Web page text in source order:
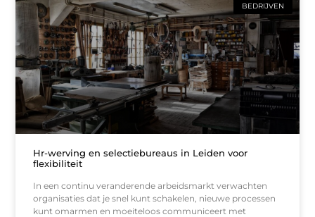
BEDRIJVEN
Hr-werving en selectiebureaus in Leiden voor
flexibiliteit
In een continu veranderende arbeidsmarkt verwachten
organisaties dat je snel kunt schakelen, nieuwe processen
kunt omarmen en moeiteloos communiceert met